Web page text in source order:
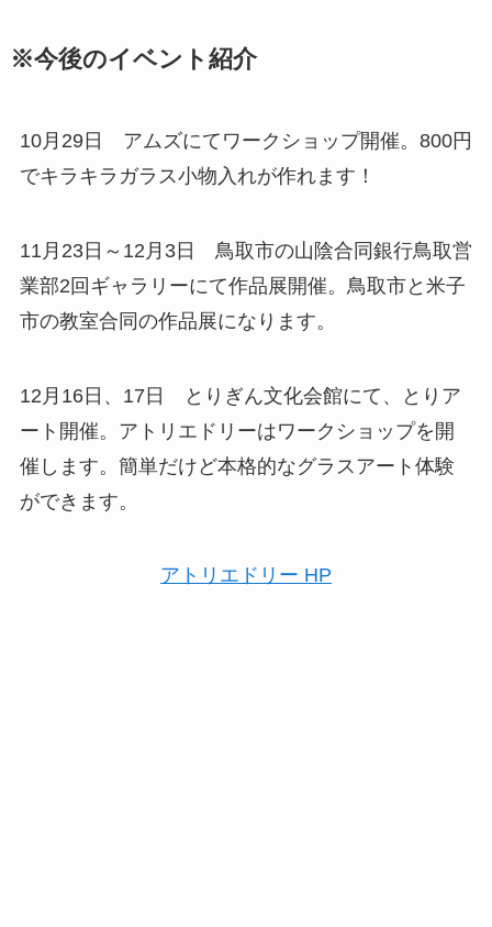
※今後のイベント紹介
10月29日 アムズにてワークショップ開催。800円
でキラキラガラス小物入れが作れます！
11月23日～12月3日 鳥取市の山陰合同銀行鳥取営
業部2回ギャラリーにて作品展開催。鳥取市と米子
市の教室合同の作品展になります。
12月16日、17日 とりぎん文化会館にて、とりア
ート開催。アトリエドリーはワークショップを開
催します。簡単だけど本格的なグラスアート体験
ができます。
アトリエドリー HP